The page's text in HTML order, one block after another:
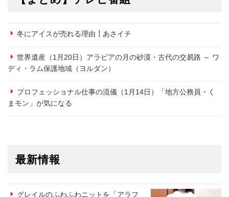
冬にアイスが売れる理由┃あさイチ
世界遺産（1月20日）アラビアの月の砂漠・古代の交易路 ～ ワ
ディ・ラム保護地域（ヨルダン）
プロフェッショナル仕事の流儀（1月14日）「地方公務員・く
まモン」が気になる
最新情報
グレイルのふわふわニットを「アラフ